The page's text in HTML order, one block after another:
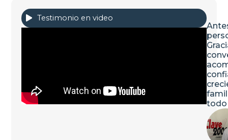
Testimonio en video
todo